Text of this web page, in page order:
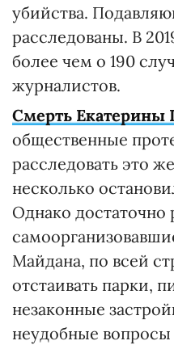
убийства.
расследованы. В
более чем о 190
журналистов.
Смерть Екатерины
общественные
расследовать это
несколько
Однако достаточно
Майдана, по всей
отстаивать парки,
незаконные
неудобные